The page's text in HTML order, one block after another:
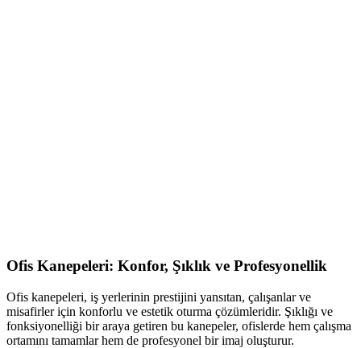
Ofis Kanepeleri: Konfor, Şıklık ve Profesyonellik
Ofis kanepeleri, iş yerlerinin prestijini yansıtan, çalışanlar ve
misafirler için konforlu ve estetik oturma çözümleridir. Şıklığı ve
fonksiyonelliği bir araya getiren bu kanepeler, ofislerde hem çalışma
ortamını tamamlar hem de profesyonel bir imaj oluşturur.